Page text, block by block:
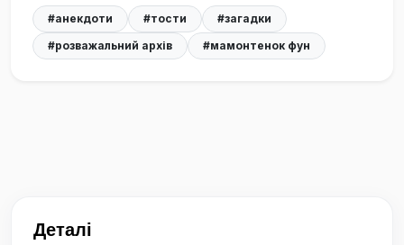
#анекдоти #тости
#загадки
#розважальний архів
#мамонтенок фун
Деталі